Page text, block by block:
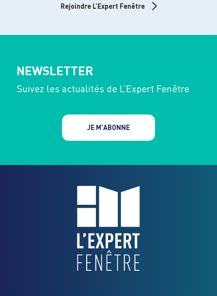
Rejoindre L’Expert Fenêtre
NEWSLETTER
Suivez les actualités de L’Expert Fenêtre
JE M'ABONNE